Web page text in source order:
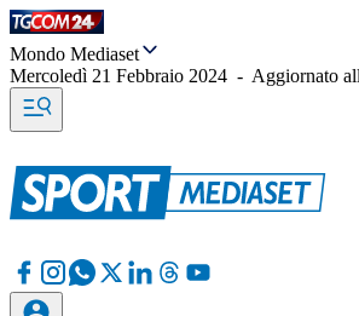
Mondo Mediaset
Mercoledì 21 Febbraio 2024 - Aggiornato